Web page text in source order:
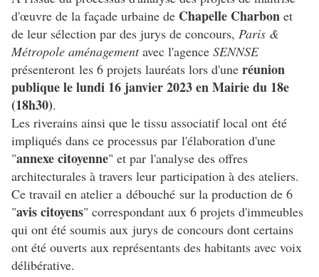
d'œuvre de la façade urbaine de Chapelle Charbon et
de leur sélection par des jurys de concours, Paris &
Métropole aménagementavec l'agence SENNSE
présenteront les 6 projets lauréats lors d'une réunion
publique le lundi 16 janvier 2023 en Mairie du 18e
(18h30).
Les riverains ainsi que le tissu associatif local ont été
impliqués dans ce processus par l'élaboration d'une
"annexe citoyenne" et par l'analyse des offres
architecturales à travers leur participation à des ateliers.
Ce travail en atelier a débouché sur la production de 6
"avis citoyens" correspondant aux 6 projets d'immeubles
qui ont été soumis aux jurys de concours dont certains
ont été ouverts aux représentants des habitants avec voix
délibérative.